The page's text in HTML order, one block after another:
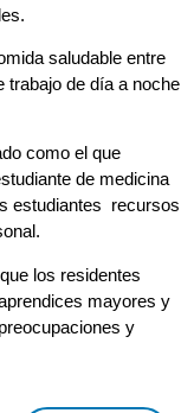
saludable entre
de día a noche
como el que
de medicina
estudiantes recursos
los residentes
mayores y
y